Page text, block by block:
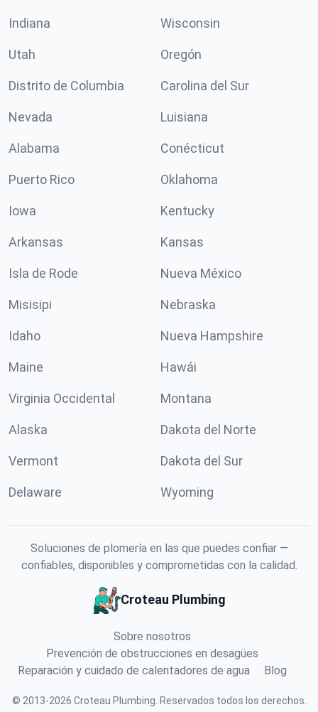
Indiana Wisconsin
Utah Oregón
Distrito de Columbia Carolina del Sur
Nevada Luisiana
Alabama Conécticut
Puerto Rico Oklahoma
Iowa Kentucky
Arkansas Kansas
Isla de Rode Nueva México
Misisipi Nebraska
Idaho Nueva Hampshire
Maine Hawái
Virginia Occidental Montana
Alaska Dakota del Norte
Vermont Dakota del Sur
Delaware Wyoming
Soluciones de plomería en las que puedes confiar —
confiables, disponibles y comprometidas con la calidad.
Croteau Plumbing
Sobre nosotros
Prevención de obstrucciones en desagües
Reparación y cuidado de calentadores de agua
Blog
© 2013-2026 Croteau Plumbing Reservados todos los derechos.